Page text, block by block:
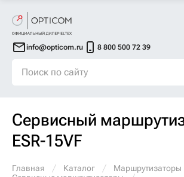
info@opticom.ru 8 800 500 72 39
Сервисный
ESR-15VF
Главная Каталог
Маршрутизаторы